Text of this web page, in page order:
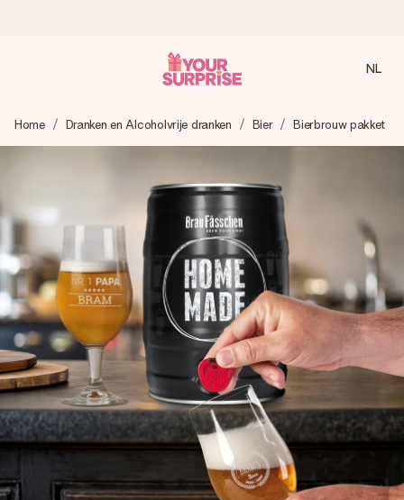
We maken jouw cadeau met zorg en zorgen dat het
razendsnel onderweg is - zodat jij kunt geven op precies
4,8 (gebaseerd op +8.000 reviews)
Onze cadeaus worden gewaardeerd. Klanten beoordelen
ons met een 4,7 op Google Reviews
Gratis wenskaartje
Je maakt in een paar stappen iets unieks – met haar naam,
jullie foto of een boodschap die raakt. Zonder gedoe, maar
met alle aandacht voor het moment.
NL
Home Dranken en Alcoholvrije dranken Bier Bierbrouw pakket